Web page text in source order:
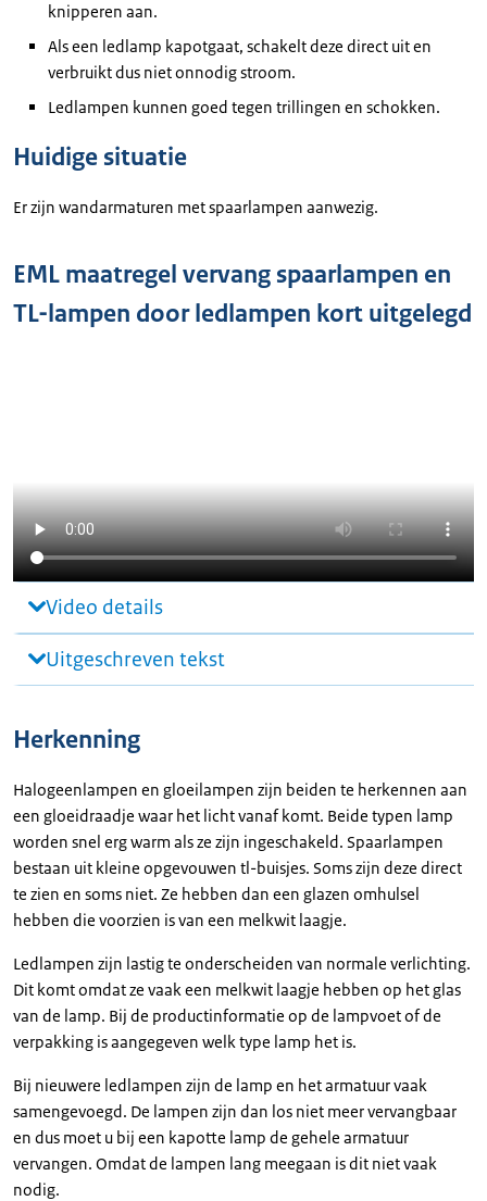
knipperen aan.
Als een ledlamp kapotgaat, schakelt deze direct uit en
verbruikt dus niet onnodig stroom.
Ledlampen kunnen goed tegen trillingen en schokken.
Huidige situatie
Er zijn wandarmaturen met spaarlampen aanwezig.
EML maatregel vervang spaarlampen en
TL-lampen door ledlampen kort uitgelegd
Video details
Uitgeschreven tekst
Herkenning
Halogeenlampen en gloeilampen zijn beiden te herkennen aan
een gloeidraadje waar het licht vanaf komt. Beide typen lamp
worden snel erg warm als ze zijn ingeschakeld. Spaarlampen
bestaan uit kleine opgevouwen tl-buisjes. Soms zijn deze direct
te zien en soms niet. Ze hebben dan een glazen omhulsel
hebben die voorzien is van een melkwit laagje.
Ledlampen zijn lastig te onderscheiden van normale verlichting.
Dit komt omdat ze vaak een melkwit laagje hebben op het glas
van de lamp. Bij de productinformatie op de lampvoet of de
verpakking is aangegeven welk type lamp het is.
Bij nieuwere ledlampen zijn de lamp en het armatuur vaak
samengevoegd. De lampen zijn dan los niet meer vervangbaar
en dus moet u bij een kapotte lamp de gehele armatuur
vervangen. Omdat de lampen lang meegaan is dit niet vaak
nodig.